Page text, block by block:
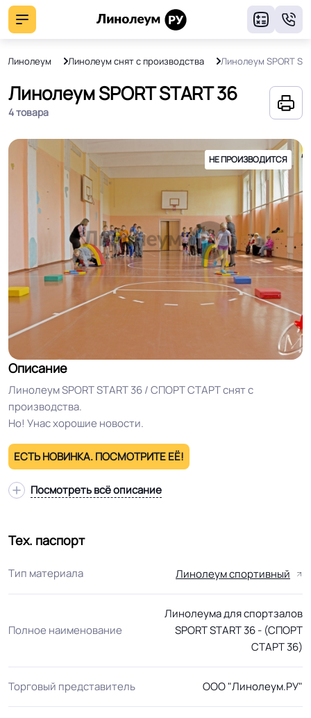
Линолеум Линолеум снят с производства Линолеум SPORT
Линолеум SPORT START 36
4 товара
НЕ ПРОИЗВОДИТСЯ
НЕ ПРОИЗВОДИТСЯ
Описание
Линолеум SPORT START 36 / СПОРТ СТАРТ снят с
производства.
Но! Унас хорошие новости.
ЕСТЬ НОВИНКА. ПОСМОТРИТЕ ЕЁ!
Посмотреть всё описание
Тех. паспорт
Тип материала Линолеум спортивный
Полное наименование
Линолеума для спортзалов
SPORT START 36 - (СПОРТ
СТАРТ 36)
Торговый представитель ООО "Линолеум.РУ"